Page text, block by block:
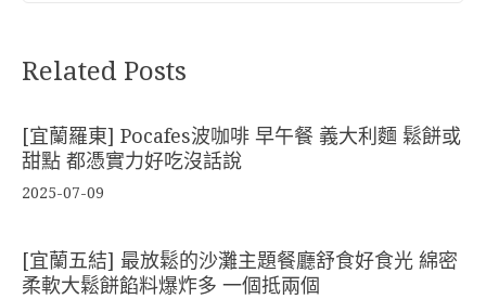
Related Posts
[宜蘭羅東] Pocafes波咖啡 早午餐 義大利麵 鬆餅或
甜點 都憑實力好吃沒話說
2025-07-09
[宜蘭五結] 最放鬆的沙灘主題餐廳舒食好食光 綿密
柔軟大鬆餅餡料爆炸多 一個抵兩個